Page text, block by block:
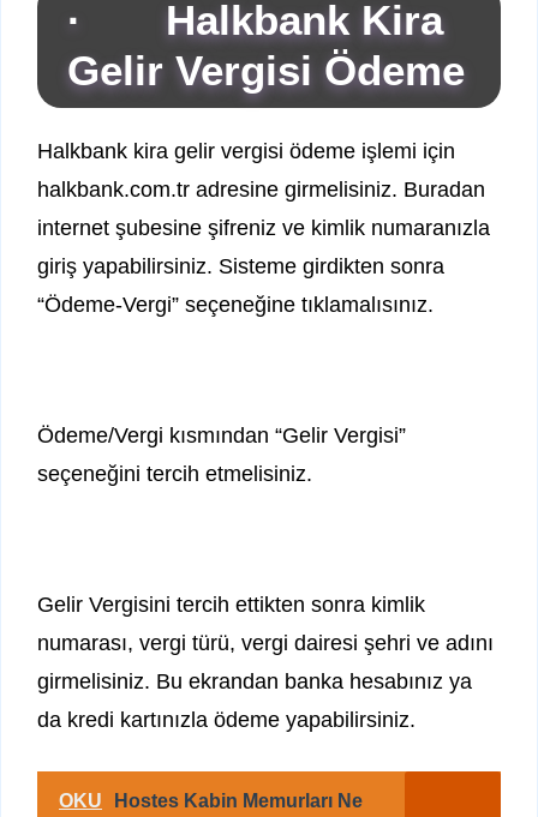
· Halkbank Kira
Gelir Vergisi Ödeme
Halkbank kira gelir vergisi ödeme işlemi için
halkbank.com.tr adresine girmelisiniz. Buradan
internet şubesine şifreniz ve kimlik numaranızla
giriş yapabilirsiniz. Sisteme girdikten sonra
“Ödeme-Vergi” seçeneğine tıklamalısınız.
Ödeme/Vergi kısmından “Gelir Vergisi”
seçeneğini tercih etmelisiniz.
Gelir Vergisini tercih ettikten sonra kimlik
numarası, vergi türü, vergi dairesi şehri ve adını
girmelisiniz. Bu ekrandan banka hesabınız ya
da kredi kartınızla ödeme yapabilirsiniz.
OKU
Hostes Kabin Memurları Ne